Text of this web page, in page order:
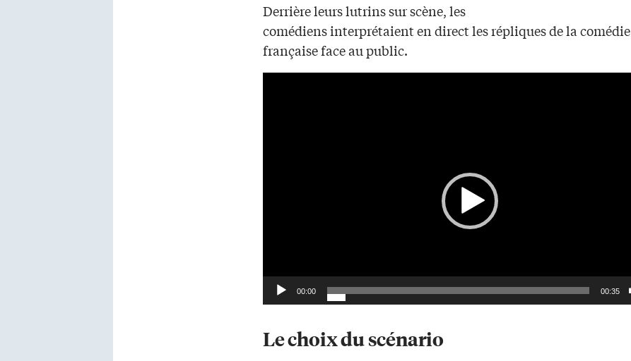
Derrière leurs lutrins sur scène, les
comédiens interprétaient en direct les répliques de la comédie
française face au public.
00:00 00:35
Le choix du scénario